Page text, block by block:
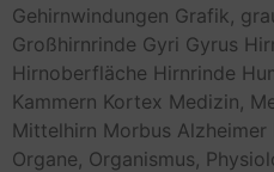
Gehirnwindungen Grafik,
Großhirnrinde Gyri Gyrus
Hirnoberfläche Hirnrinde
Kammern Kortex Medizin,
Mittelhirn Morbus Alzheimer
Organe, Organismus,